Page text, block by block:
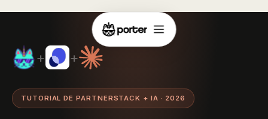
+ +
TUTORIAL DE PARTNERSTACK + IA · 2026